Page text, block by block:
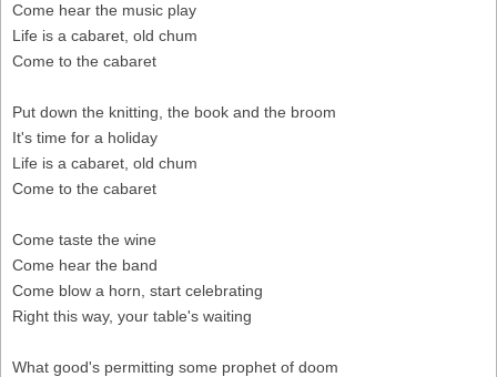
Come hear the music play
Life is a cabaret, old chum
Come to the cabaret
Put down the knitting, the book and the broom
It's time for a holiday
Life is a cabaret, old chum
Come to the cabaret
Come taste thе wine
Come hear thе band
Come blow a horn, start celebrating
Right this way, your table's waiting
What good's permitting some prophet of doom